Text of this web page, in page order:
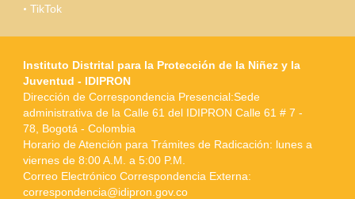
TikTok
Instituto Distrital para la Protección de la Niñez y la
Juventud - IDIPRON
Dirección de Correspondencia Presencial:Sede
administrativa de la Calle 61 del IDIPRON Calle 61 # 7 -
78, Bogotá - Colombia
Horario de Atención para Trámites de Radicación: lunes a
viernes de 8:00 A.M. a 5:00 P.M.
Correo Electrónico Correspondencia Externa:
correspondencia@idipron.gov.co